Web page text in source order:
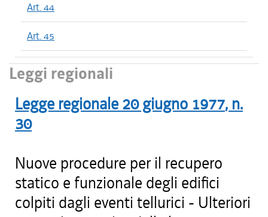
Art. 44
Art. 45
Leggi regionali
Legge regionale 20 giugno 1977, n.
30
Nuove procedure per il recupero
statico e funzionale degli edifici
colpiti dagli eventi tellurici - Ulteriori